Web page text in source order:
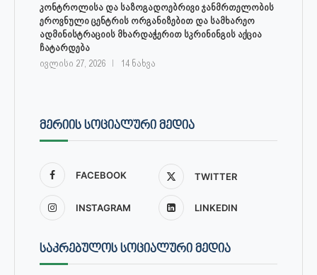
კონტროლისა და საზოგადოებრივი ჯანმრთელობის
ეროვნული ცენტრის ორგანიზებით და სამხარეო
ადმინისტრაციის მხარდაჭერით სკრინინგის აქცია
ჩატარდება
ივლისი 27, 2026 14 ნახვა
ᲛᲔᲠᲘᲘᲡ ᲡᲝᲪᲘᲐᲚᲣᲠᲘ ᲛᲔᲓᲘᲐ
FACEBOOK TWITTER
INSTAGRAM LINKEDIN
ᲡᲐᲙᲠᲔᲑᲣᲚᲝᲡ ᲡᲝᲪᲘᲐᲚᲣᲠᲘ ᲛᲔᲓᲘᲐ